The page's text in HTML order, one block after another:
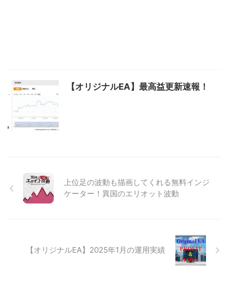
【オリジナルEA】最高益更新速報！
上位足の波動も描画してくれる無料インジ
ケーター！異国のエリオット波動
【オリジナルEA】2025年1月の運用実績